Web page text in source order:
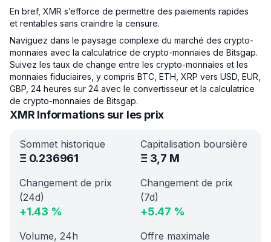
En bref, XMR s’efforce de permettre des paiements rapides
et rentables sans craindre la censure.
Naviguez dans le paysage complexe du marché des crypto-
monnaies avec la calculatrice de crypto-monnaies de Bitsgap.
Suivez les taux de change entre les crypto-monnaies et les
monnaies fiduciaires, y compris BTC, ETH, XRP vers USD, EUR,
GBP, 24 heures sur 24 avec le convertisseur et la calculatrice
de crypto-monnaies de Bitsgap.
XMR Informations sur les prix
Sommet historique
Ξ 0.236961
Capitalisation boursière
Ξ 3,7 M
Changement de prix
(24d)
+1.43 %
Changement de prix
(7d)
+5.47 %
Volume, 24h Offre maximale